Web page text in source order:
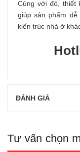
Cùng với đó, thiết
giúp sản phẩm
kiến trúc nhà ở
ĐÁNH GIÁ
Tư vấn chọn